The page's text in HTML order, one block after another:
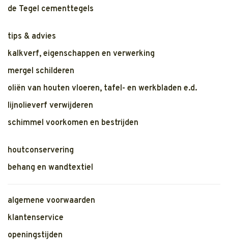
de Tegel cementtegels
tips & advies
kalkverf, eigenschappen en verwerking
mergel schilderen
oliën van houten vloeren, tafel- en werkbladen e.d.
lijnolieverf verwijderen
schimmel voorkomen en bestrijden
houtconservering
behang en wandtextiel
algemene voorwaarden
klantenservice
openingstijden